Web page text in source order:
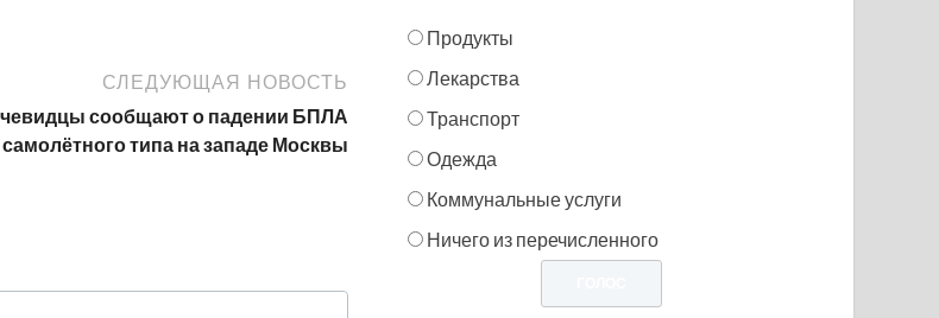
СЛЕДУЮЩАЯ НОВОСТЬ
сообщают о падении БПЛА
самолётного типа на западе Москвы
Продукты
Лекарства
Транспорт
Одежда
Коммунальные услуги
Ничего из перечисленного